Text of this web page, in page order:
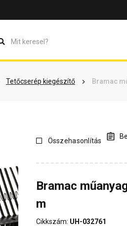
Tetőcserép kiegészítő Bramac
Vásárlói vélemények Kérdések
Összehasonlítás
Bramac
m
Cikkszám: UH-032761